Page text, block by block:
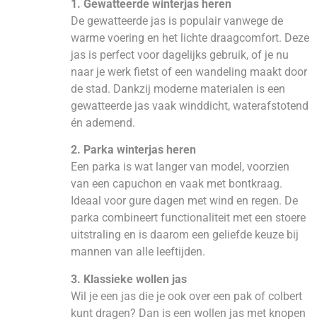
1. Gewatteerde winterjas heren
De gewatteerde jas is populair vanwege de
warme voering en het lichte draagcomfort. Deze
jas is perfect voor dagelijks gebruik, of je nu
naar je werk fietst of een wandeling maakt door
de stad. Dankzij moderne materialen is een
gewatteerde jas vaak winddicht, waterafstotend
én ademend.
2. Parka winterjas heren
Een parka is wat langer van model, voorzien
van een capuchon en vaak met bontkraag.
Ideaal voor gure dagen met wind en regen. De
parka combineert functionaliteit met een stoere
uitstraling en is daarom een geliefde keuze bij
mannen van alle leeftijden.
3. Klassieke wollen jas
Wil je een jas die je ook over een pak of colbert
kunt dragen? Dan is een wollen jas met knopen